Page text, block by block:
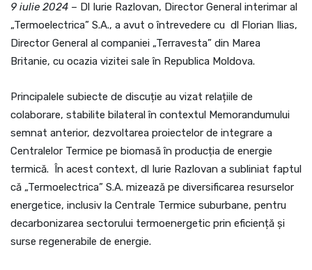
9 iulie 2024 – Dl Iurie Razlovan, Director General interimar al
„Termoelectrica” S.A., a avut o întrevedere cu dl Florian Ilias,
Director General al companiei „Terravesta” din Marea
Britanie, cu ocazia vizitei sale în Republica Moldova.
Principalele subiecte de discuție au vizat relațiile de
colaborare, stabilite bilateral în contextul Memorandumului
semnat anterior, dezvoltarea proiectelor de integrare a
Centralelor Termice pe biomasă în producția de energie
termică. În acest context, dl Iurie Razlovan a subliniat faptul
că „Termoelectrica” S.A. mizează pe diversificarea resurselor
energetice, inclusiv la Centrale Termice suburbane, pentru
decarbonizarea sectorului termoenergetic prin eficiență și
surse regenerabile de energie.